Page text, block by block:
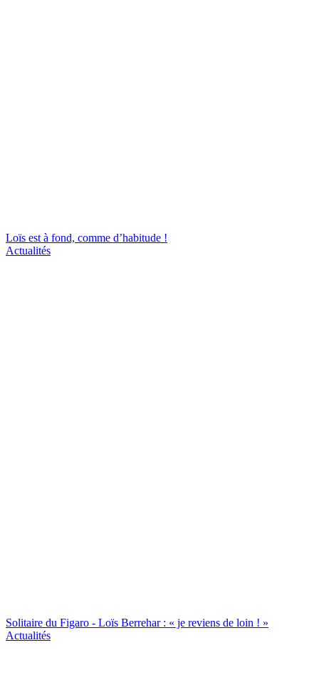
Loïs est à fond, comme d’habitude !
Actualités
Solitaire du Figaro - Loïs Berrehar : « je reviens de loin ! »
Actualités